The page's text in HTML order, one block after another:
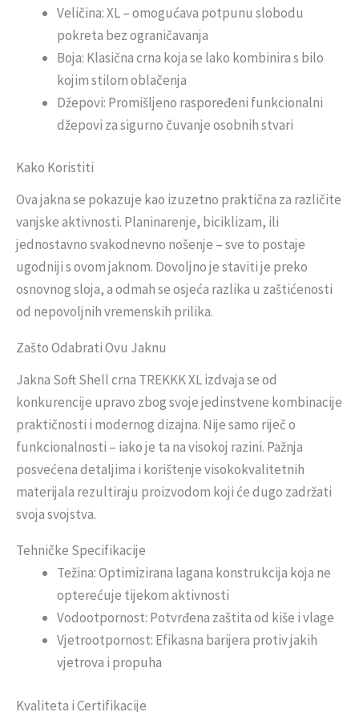
Veličina: XL – omogućava potpunu slobodu
pokreta bez ograničavanja
Boja: Klasična crna koja se lako kombinira s bilo
kojim stilom oblačenja
Džepovi: Promišljeno raspoređeni funkcionalni
džepovi za sigurno čuvanje osobnih stvari
Kako Koristiti
Ova jakna se pokazuje kao izuzetno praktična za različite
vanjske aktivnosti. Planinarenje, biciklizam, ili
jednostavno svakodnevno nošenje – sve to postaje
ugodniji s ovom jaknom. Dovoljno je staviti je preko
osnovnog sloja, a odmah se osjeća razlika u zaštićenosti
od nepovoljnih vremenskih prilika.
Zašto Odabrati Ovu Jaknu
Jakna Soft Shell crna TREKKK XL izdvaja se od
konkurencije upravo zbog svoje jedinstvene kombinacije
praktičnosti i modernog dizajna. Nije samo riječ o
funkcionalnosti – iako je ta na visokoj razini. Pažnja
posvećena detaljima i korištenje visokokvalitetnih
materijala rezultiraju proizvodom koji će dugo zadržati
svoja svojstva.
Tehničke Specifikacije
Težina: Optimizirana lagana konstrukcija koja ne
opterećuje tijekom aktivnosti
Vodootpornost: Potvrđena zaštita od kiše i vlage
Vjetrootpornost: Efikasna barijera protiv jakih
vjetrova i propuha
Kvaliteta i Certifikacije